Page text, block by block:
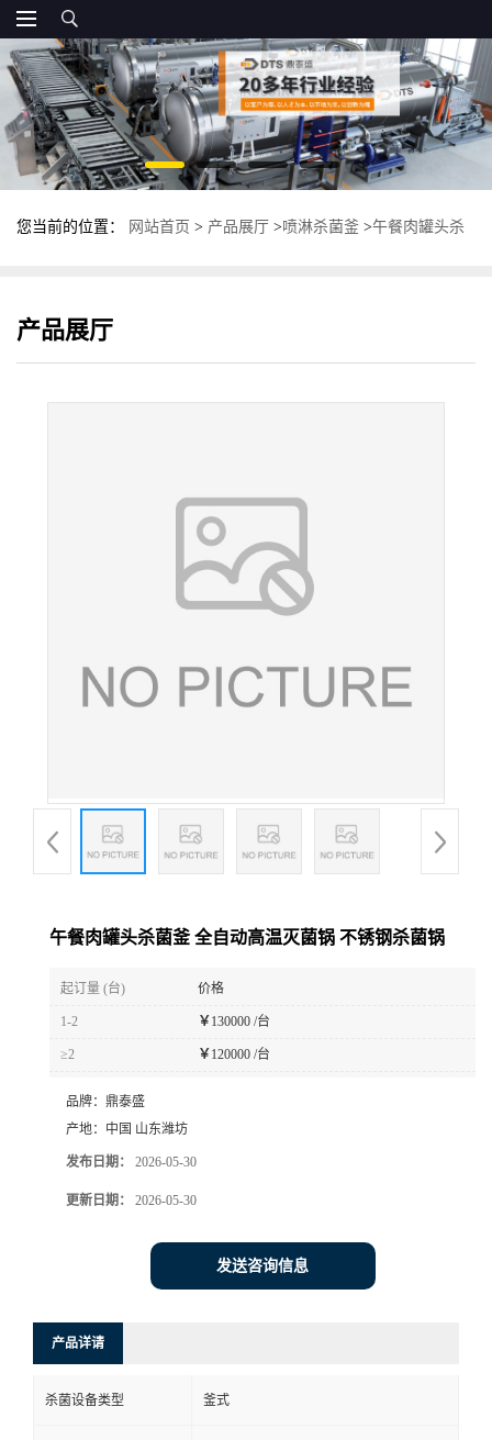
您当前的位置： 网站首页 > 产品展厅 >喷淋杀菌釜 >午餐肉罐头杀
产品展厅
午餐肉罐头杀菌釜 全自动高温灭菌锅 不锈钢杀菌锅
起订量 (台) 价格
1-2 ￥ 130000 /台
≥2 ￥ 120000 /台
品牌： 鼎泰盛
产地： 中国 山东潍坊
发布日期： 2026-05-30
更新日期： 2026-05-30
发送咨询信息
产品详请
杀菌设备类型 釜式